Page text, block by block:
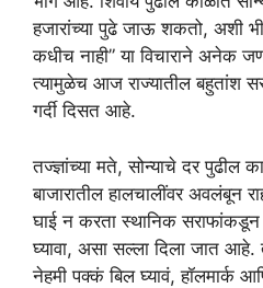
हजारांच्या पुढे जाऊ शकतो, अशी
कधीच नाही” या विचाराने
त्यामुळेच आज राज्यातील बहुतांश
गर्दी दिसत आहे.
तज्ज्ञांच्या मते, सोन्याचे दर पुढील
बाजारातील हालचालींवर अवलंबून
घाई न करता स्थानिक सराफांकडून
घ्यावा, असा सल्ला दिला जात
नेहमी पक्कं बिल घ्यावं, हॉलमार्क